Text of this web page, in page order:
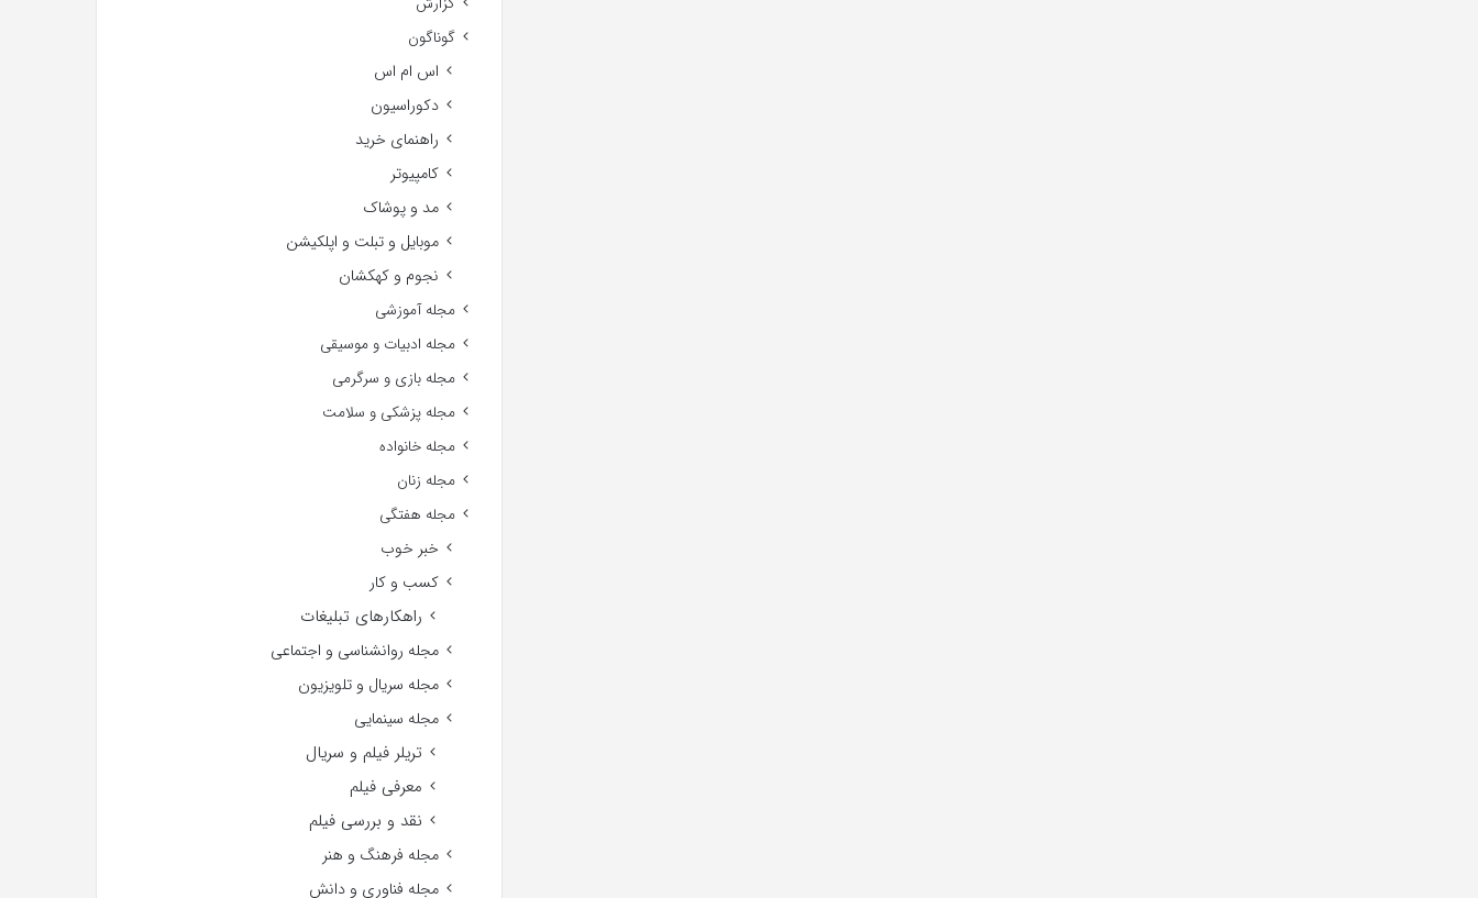
گوناگون
اس ام اس
دکوراسیون
راهنمای خرید
کامپیوتر
مد و پوشاک
موبایل و تبلت و اپلکیشن
نجوم و کهکشان
مجله آموزشی
مجله ادبیات و موسیقی
مجله بازی و سرگرمی
مجله پزشکی و سلامت
مجله خانواده
مجله زنان
مجله هفتگی
خبر خوب
کسب و کار
راهکارهای تبلیغات
مجله روانشناسی و اجتماعی
مجله سریال و تلویزیون
مجله سینمایی
تریلر فیلم و سریال
معرفی فیلم
نقد و بررسی فیلم
مجله فرهنگ و هنر
مجله فناوری و دانش